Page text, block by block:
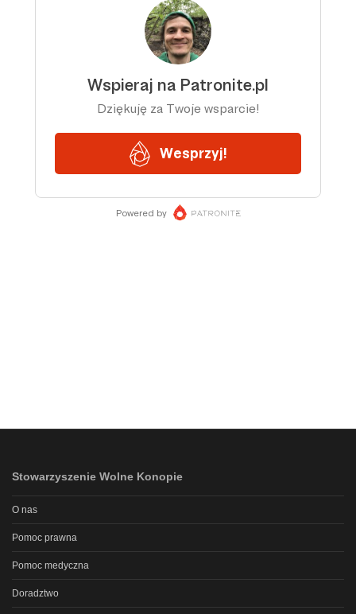
Stowarzyszenie Wolne Konopie
O nas
Pomoc prawna
Pomoc medyczna
Doradztwo